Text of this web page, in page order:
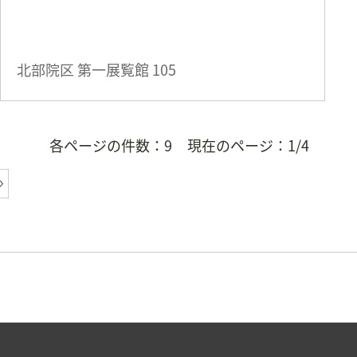
北部院区 第一展覧館 105
各ページの件数： 9 現在のページ： 1/4